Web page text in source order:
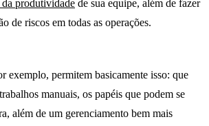
da produtividade de sua equipe, além de fazer
de riscos em todas as operações.
exemplo, permitem basicamente isso: que
manuais, os papéis que podem se
além de um gerenciamento bem mais